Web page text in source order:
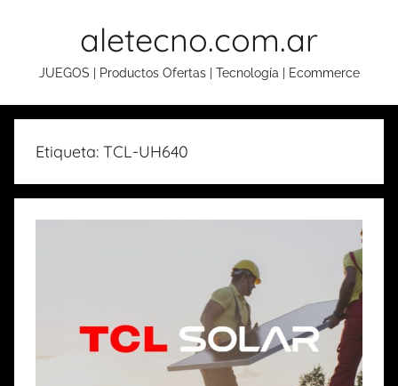
aletecno.com.ar
JUEGOS | Productos Ofertas | Tecnología | Ecommerce
Etiqueta: TCL-UH640